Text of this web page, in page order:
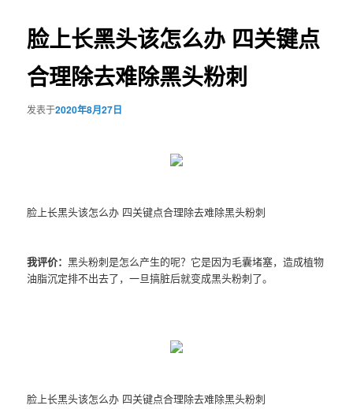
航
脸上长黑头该怎么办 四关键点
合理除去难除黑头粉刺
发表于2020年8月27日
脸上长黑头该怎么办 四关键点合理除去难除黑头粉刺
我评价：黑头粉刺是怎么产生的呢？它是因为毛囊堵塞，造成植物
油脂沉定排不出去了，一旦搞脏后就变成黑头粉刺了。
脸上长黑头该怎么办 四关键点合理除去难除黑头粉刺